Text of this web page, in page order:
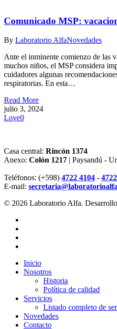
Comunicado MSP:
By Laboratorio AlfaNovedades
Ante el inminente comienzo de las
muchos niños, el MSP considera
cuidadores algunas
respiratorias. En esta…
Read More
julio 3, 2024
Love0
Casa central: Rincón 1374
Anexo: Colón 1217 | Paysandú -
Teléfonos: (+598) 4722 4104 -
E-mail:
© 2026 Laboratorio Alfa. Desarrollo
Close
Menu
Inicio
Nosotros
Historia
Política de calidad
Servicios
Listado completo de
Novedades
Contacto